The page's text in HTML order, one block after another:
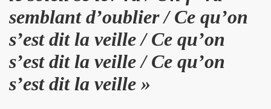
semblant d’oublier / Ce qu’on
s’est dit la veille / Ce qu’on
s’est dit la veille / Ce qu’on
s’est dit la veille »
le 30 mai 2008.
et MARIE FRANCE le 20 fevrier 2008 au CENTRE